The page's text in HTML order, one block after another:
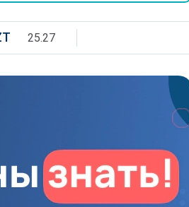
25.27